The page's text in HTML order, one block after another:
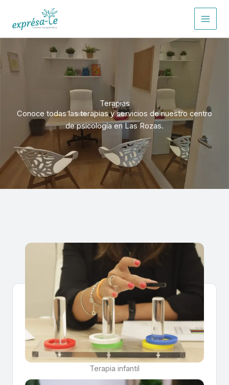
contenido
Terapias
Conoce todas las terapias y servicios de nuestro centro
de psicología en Las Rozas.
Terapia infantil